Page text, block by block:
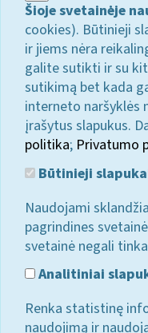
Šioje svetainėje
cookies). Būtinieji
ir jiems nėra
galite sutikti ir su
sutikimą bet kada
interneto naršyklės
įrašytus slapukus.
politika; Privatumo
Būtinieji
Naudojami
pagrindines
svetainė negali
Analitiniai
Renka statistinę
naudojimą ir